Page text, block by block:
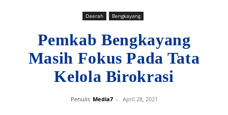
Daerah Bengkayang
Pemkab Bengkayang
Masih Fokus Pada Tata
Kelola Birokrasi
Penulis Media7 - April 28, 2021